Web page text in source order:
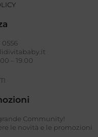
0556
– 19.00
Community!
le novità e le promozioni